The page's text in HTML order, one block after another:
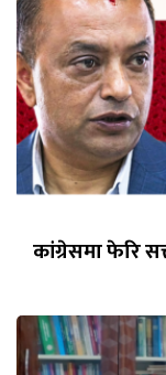
कांग्रेसमा फेरि